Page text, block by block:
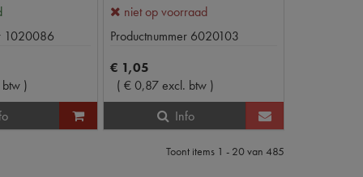
1020086
)
niet op voorraad
Productnummer 6020103
€ 1,05
( €0,87excl. btw )
Info
Toont items 1 - 20van 485